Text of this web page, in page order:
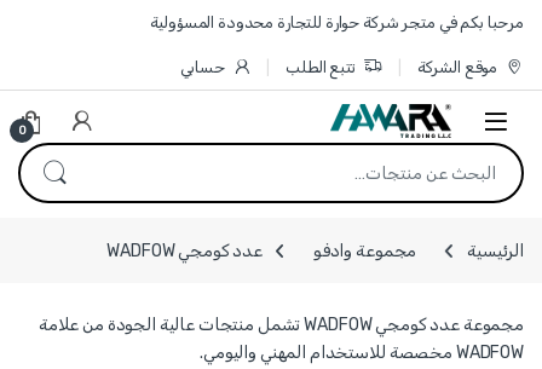
Skip to navigation
Skip to content
مرحبا بكم في متجر شركة حوارة للتجارة محدودة المسؤولية
موقع الشركة تتبع الطلب حسابي
0
البحث عن:
الرئيسية مجموعة وادفو عدد كومجي WADFOW
مجموعة عدد كومجي WADFOW تشمل منتجات عالية الجودة من علامة
WADFOW مخصصة للاستخدام المهني واليومي.